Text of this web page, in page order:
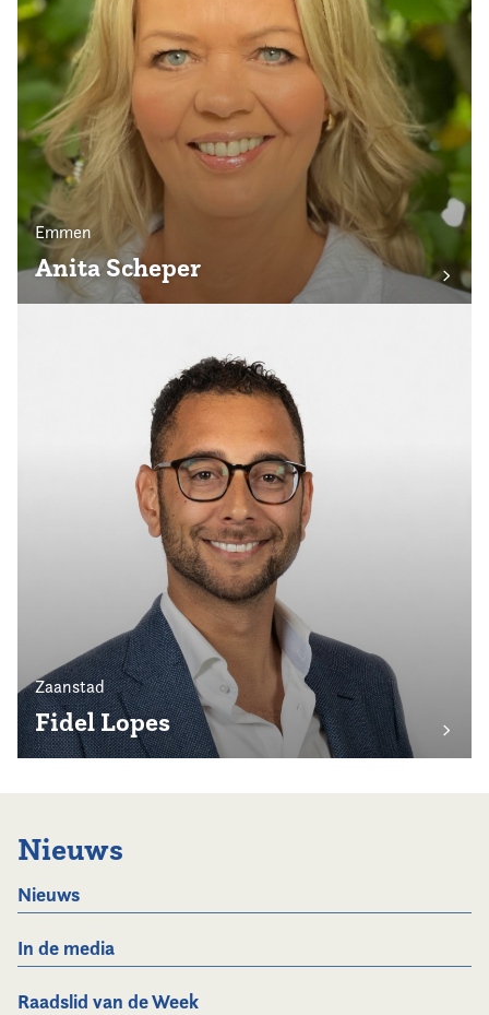
Emmen
Anita Scheper
Zaanstad
Fidel Lopes
Nieuws
Nieuws
In de media
Raadslid van de Week